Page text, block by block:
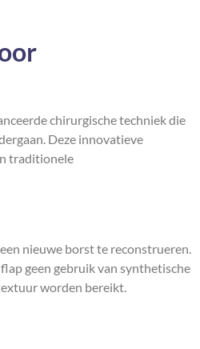
chirurgische techniek die
Deze innovatieve
traditionele
nieuwe borst te reconstrueren.
geen gebruik van synthetische
worden bereikt.